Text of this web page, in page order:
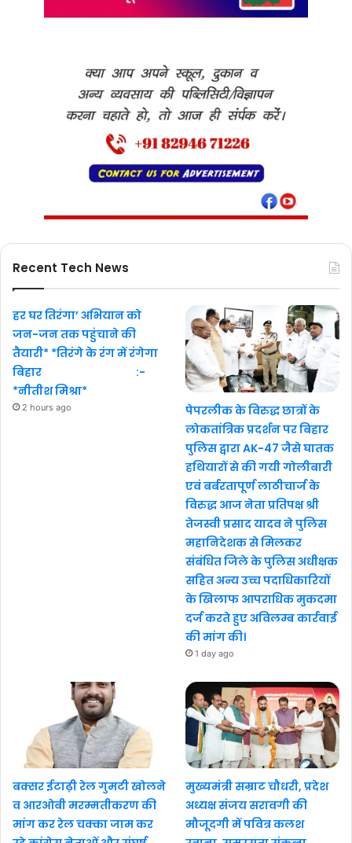
Recent Tech News
हर घर तिरंगा’ अभियान को
जन-जन तक पहुंचाने की
तैयारी* *तिरंगे के रंग में रंगेगा
बिहार :-
*नीतीश मिश्रा*
2 hours ago
पेपरलीक के विरुद्ध छात्रों के
लोकतांत्रिक प्रदर्शन पर बिहार
पुलिस द्वारा AK-47 जैसे घातक
हथियारों से की गयी गोलीबारी
एवं बर्बरतापूर्ण लाठीचार्ज के
विरुद्ध आज नेता प्रतिपक्ष श्री
तेजस्वी प्रसाद यादव ने पुलिस
महानिदेशक से मिलकर
संबंधित जिले के पुलिस अधीक्षक
सहित अन्य उच्च पदाधिकारियों
के खिलाफ आपराधिक मुकदमा
दर्ज करते हुए अविलम्ब कार्रवाई
की मांग की।
1 day ago
बक्सर ईटाढ़ी रेल गुमटी खोलने
व आरओबी मरम्मतीकरण की
मांग कर रेल चक्का जाम कर
मुख्यमंत्री सम्राट चौधरी, प्रदेश
अध्यक्ष संजय सरावगी की
मौजूदगी में पवित्र कलश